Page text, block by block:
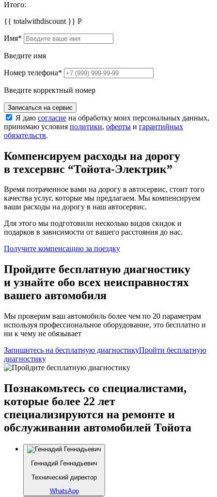
Итого:
{{ totalwithdiscount }} Р
Имя*
Введите имя
Номер телефона*
Введите корректный номер
Записаться на сервис
Я даю согласие на обработку моих персональных данных,
принимаю условия политики, оферты и гарантийных
обязательств.
Компенсируем расходы на дорогу
в техсервис “Тойота-Электрик”
Время потраченное вами на дорогу в автосервис, стоит того
качества услуг, которые мы предлагаем. Мы компенсируем
ваши расходы на дорогу в наш автосервис.
Для этого мы подготовили несколько видов скидок и
подарков в зависимости от вашего расстояния до нас.
Получите компенсацию за поездку
Пройдите бесплатную диагностику
и узнайте обо всех неисправностях
вашего автомобиля
Мы проверим ваш автомобиль более чем по 20 параметрам
используя профессиональное оборудование, это бесплатно и
ни к чему не обязывает
Запишитесь на бесплатную диагностикуПройти бесплатную
диагностику
Познакомьтесь со специалистами,
которые более 22 лет
специализируются на ремонте и
обслуживании автомобилей Тойота
Геннадий Геннадьевич
Технический директор
WhatsApp